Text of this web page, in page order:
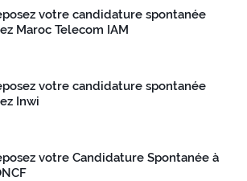
votre candidature spontanée
Maroc Telecom IAM
votre candidature spontanée
Inwi
votre Candidature Spontanée à